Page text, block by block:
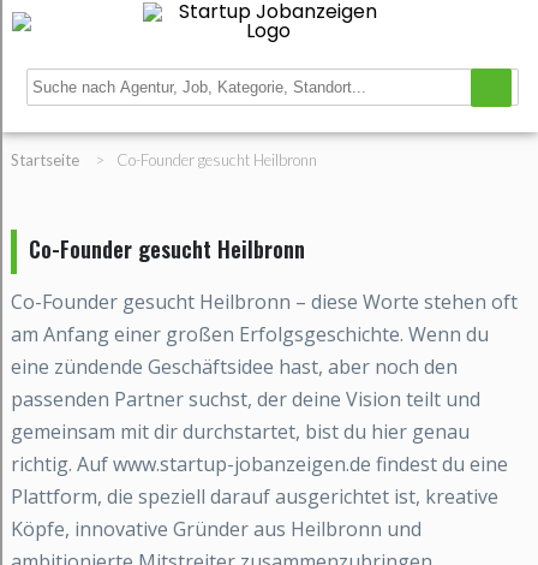
Startseite > Co-Founder gesucht Heilbronn
Co-Founder gesucht Heilbronn
Co-Founder gesucht Heilbronn – diese Worte stehen oft
am Anfang einer großen Erfolgsgeschichte. Wenn du
eine zündende Geschäftsidee hast, aber noch den
passenden Partner suchst, der deine Vision teilt und
gemeinsam mit dir durchstartet, bist du hier genau
richtig. Auf www.startup-jobanzeigen.de findest du eine
Plattform, die speziell darauf ausgerichtet ist, kreative
Köpfe, innovative Gründer aus Heilbronn und